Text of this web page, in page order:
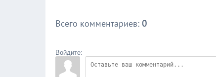
Всего комментариев: 0
Войдите: